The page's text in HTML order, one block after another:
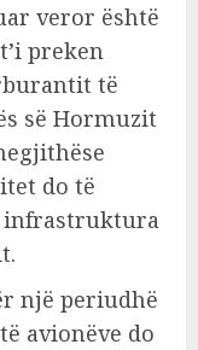
veror është
preken
të
së Hormuzit
do të
infrastruktura
një periudhë
avionëve do